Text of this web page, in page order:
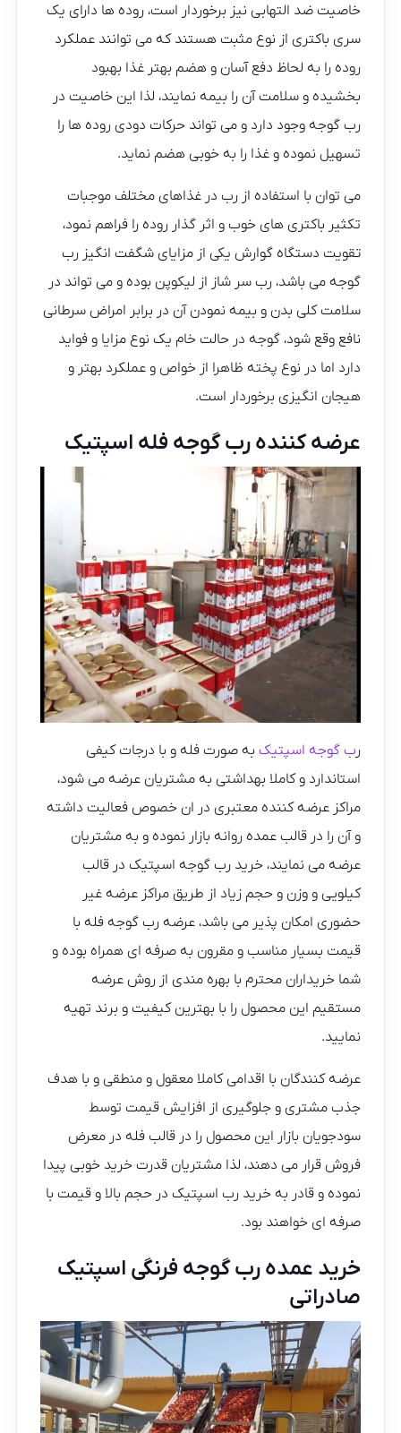
خاصیت ضد التهابی نیز برخوردار است، روده ها دارای یک
سری باکتری از نوع مثبت هستند که می توانند عملکرد
روده را به لحاظ دفع آسان و هضم بهتر غذا بهبود
بخشیده و سلامت آن را بیمه نمایند، لذا این خاصیت در
رب گوجه وجود دارد و می تواند حرکات دودی روده ها را
تسهیل نموده و غذا را به خوبی هضم نماید.
می توان با استفاده از رب در غذاهای مختلف موجبات
تکثیر باکتری های خوب و اثر گذار روده را فراهم نمود،
تقویت دستگاه گوارش یکی از مزایای شگفت انگیز رب
گوجه می باشد، رب سر شاز از لیکوپن بوده و می تواند در
سلامت کلی بدن و بیمه نمودن آن در برابر امراض سرطانی
نافع وقع شود، گوجه در حالت خام یک نوع مزایا و فواید
دارد اما در نوع پخته ظاهرا از خواص و عملکرد بهتر و
هیجان انگیزی برخوردار است.
عرضه کننده رب گوجه فله اسپتیک
ر ب گوجه اسپتیک به صورت فله و با درجات کیفی
استاندارد و کاملا بهداشتی به مشتریان عرضه می شود،
مراکز عرضه کننده معتبری در ان خصوص فعالیت داشته
و آن را در قالب عمده روانه بازار نموده و به مشتریان
عرضه می نمایند، خرید رب گوجه اسپتیک در قالب
کیلویی و وزن و حجم زیاد از طریق مراکز عرضه غیر
حضوری امکان پذیر می باشد، عرضه رب گوجه فله با
قیمت بسیار مناسب و مقرون به صرفه ای همراه بوده و
شما خریداران محترم با بهره مندی از روش عرضه
مستقیم این محصول را با بهترین کیفیت و برند تهیه
نمایید.
عرضه کنندگان با اقدامی کاملا معقول و منطقی و با هدف
جذب مشتری و جلوگیری از افزایش قیمت توسط
سودجویان بازار این محصول را در قالب فله در معرض
فروش قرار می دهند، لذا مشتریان قدرت خرید خوبی پیدا
نموده و قادر به خرید رب اسپتیک در حجم بالا و قیمت با
صرفه ای خواهند بود.
خرید عمده رب گوجه فرنگی اسپتیک
صادراتی